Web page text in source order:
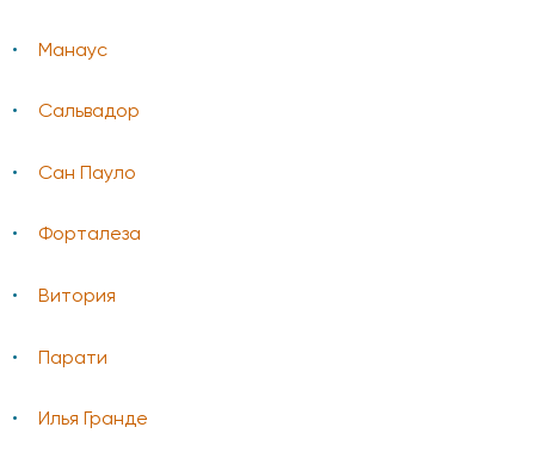
Манаус
Сальвадор
Сан Пауло
Форталеза
Витория
Парати
Илья Гранде